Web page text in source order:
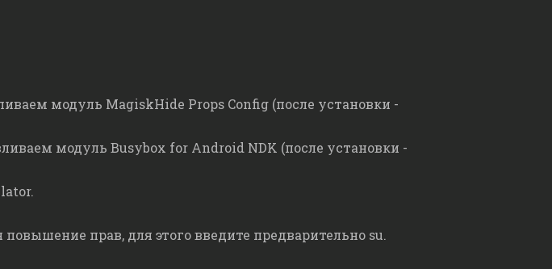
модуль MagiskHide Props Config (после установки -
модуль Busybox for Android NDK (после установки -
прав, для этого введите предварительно su.